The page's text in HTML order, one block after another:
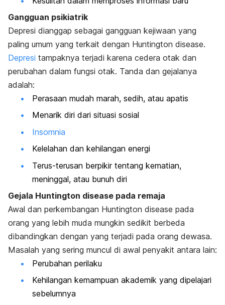
Gangguan psikiatrik
Depresi dianggap sebagai gangguan kejiwaan yang
paling umum yang terkait dengan Huntington disease.
Depresi tampaknya terjadi karena cedera otak dan
perubahan dalam fungsi otak. Tanda dan gejalanya
adalah:
Perasaan mudah marah, sedih, atau apatis
Menarik diri dari situasi sosial
Insomnia
Kelelahan dan kehilangan energi
Terus-terusan berpikir tentang kematian,
meninggal, atau bunuh diri
Gejala Huntington disease pada remaja
Awal dan perkembangan Huntington disease pada
orang yang lebih muda mungkin sedikit berbeda
dibandingkan dengan yang terjadi pada orang dewasa.
Masalah yang sering muncul di awal penyakit antara lain:
Perubahan perilaku
Kehilangan kemampuan akademik yang dipelajari
sebelumnya